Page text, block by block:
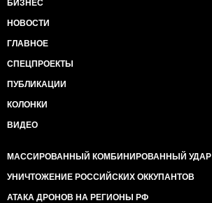
БИЗНЕС
НОВОСТИ
ГЛАВНОЕ
СПЕЦПРОЕКТЫ
ПУБЛИКАЦИИ
КОЛОНКИ
ВИДЕО
МАССИРОВАННЫЙ КОМБИНИРОВАННЫЙ УДАР
УНИЧТОЖЕНИЕ РОССИЙСКИХ ОККУПАНТОВ
АТАКА ДРОНОВ НА РЕГИОНЫ РФ